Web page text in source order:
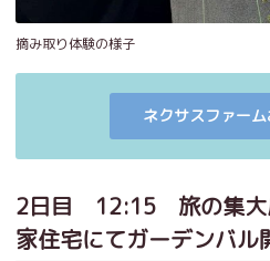
摘み取り体験の様子
ネクサスファー
2日目 12:15 旅の集大
家住宅にてガーデンバル